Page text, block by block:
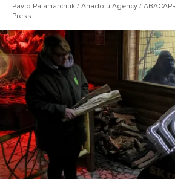
Pavlo Palamarchuk / Anadolu Agency /
Press